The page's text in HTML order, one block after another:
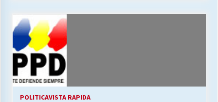
POLITICAVISTA RAPIDA